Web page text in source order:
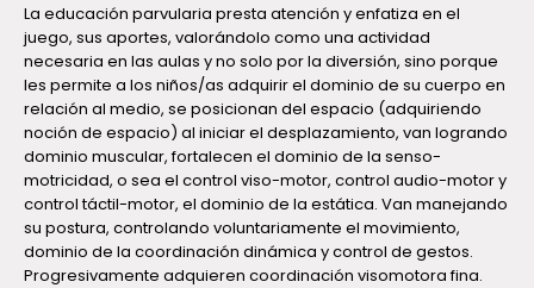
La educación parvularia presta atención y enfatiza en el
juego, sus aportes, valorándolo como una actividad
necesaria en las aulas y no solo por la diversión, sino porque
les permite a los niños/as adquirir el dominio de su cuerpo en
relación al medio, se posicionan del espacio (adquiriendo
noción de espacio) al iniciar el desplazamiento, van logrando
dominio muscular, fortalecen el dominio de la senso-
motricidad, o sea el control viso-motor, control audio-motor y
control táctil-motor, el dominio de la estática. Van manejando
su postura, controlando voluntariamente el movimiento,
dominio de la coordinación dinámica y control de gestos.
Progresivamente adquieren coordinación visomotora fina.